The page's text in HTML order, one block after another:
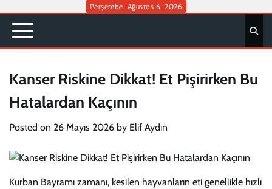
content
Perşembe, Ağustos 6, 2026
Kanser Riskine Dikkat! Et Pişirirken Bu
Hatalardan Kaçının
Posted on 26 Mayıs 2026 by Elif Aydın
Kurban Bayramı zamanı, kesilen hayvanların eti genellikle hızlı